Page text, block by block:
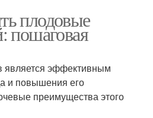
плодовые
пошаговая
является эффективным
и повышения его
преимущества этого